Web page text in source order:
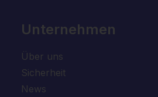
Unternehmen
Über uns
Sicherheit
News